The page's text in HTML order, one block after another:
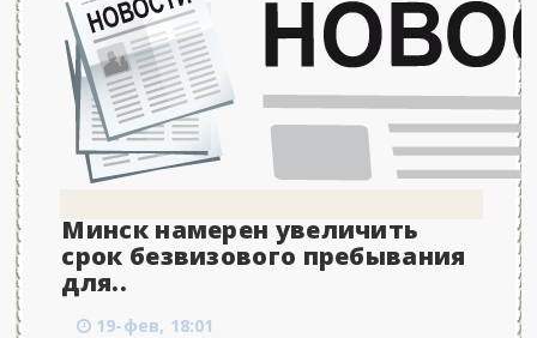
Минск намерен увеличить
срок безвизового пребывания
для..
19-фев, 18:01